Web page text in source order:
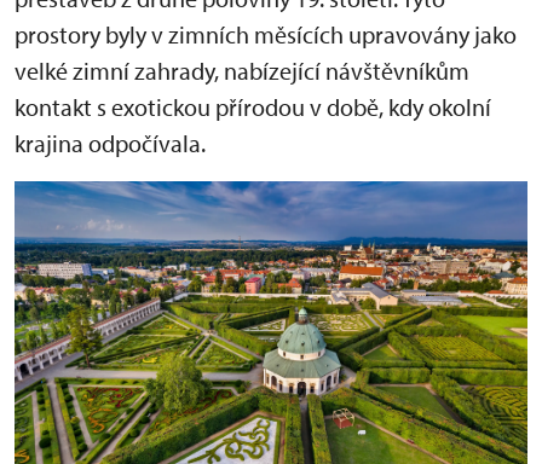
prostory byly v zimních měsících upravovány jako
velké zimní zahrady, nabízející návštěvníkům
kontakt s exotickou přírodou v době, kdy okolní
krajina odpočívala.